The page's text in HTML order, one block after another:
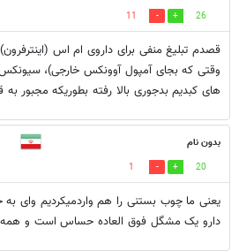
26
11
قصدم تبلیغ منفی برای داروی ام اس
وقتی که بجای آمپول آوونکس خارجی)،
های کبدیم بدجوری بالا رفته بطوریکه مجبور
بدون نام
20
1
یعنی ما چوب بستنی را هم واردمیکردیم وای به
دارو یک مشگل فوق العاده حساس است و همه